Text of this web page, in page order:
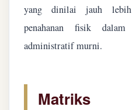
yang dinilai jauh lebih
penahanan fisik dalam
administratif murni.